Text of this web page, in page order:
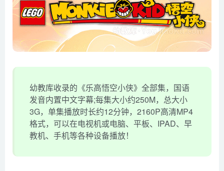
幼教库收录的《乐高悟空小侠》全部集，国语
发音内置中文字幕;每集大小约250M，总大小
3G，单集播放时长约12分钟，2160P高清MP4
格式，可以在电视机或电脑、平板、IPAD、早
教机、手机等各种设备播放！